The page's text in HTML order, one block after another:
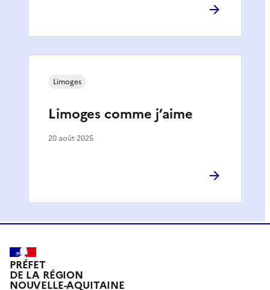
Limoges comme j’aime
Limoges
20 août 2025
PRÉFET
DE LA RÉGION
NOUVELLE-AQUITAINE